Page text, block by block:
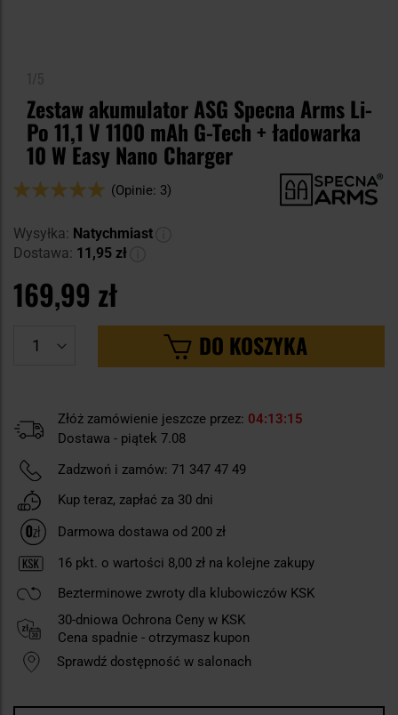
Zestaw akumulator ASG Specna Arms Li-
Po 11,1 V 1100 mAh G-Tech + ładowarka
10 W Easy Nano Charger
Ocena:
(Opinie: 3)
Wysyłka: Natychmiast
Dostawa: 11,95 zł
169,99 zł
DO KOSZYKA
Złóż zamówienie jeszcze przez: 04 13 14
Dostawa - piątek 7.08
Zadzwoń i zamów: 71 347 47 49
Kup teraz, zapłać za 30 dni
Darmowa dostawa od 200 zł
16 pkt. o wartości 8,00 zł na kolejne zakupy
Bezterminowe zwroty dla klubowiczów KSK
30-dniowa Ochrona Ceny w KSK
Cena spadnie - otrzymasz kupon
Sprawdź dostępność w salonach